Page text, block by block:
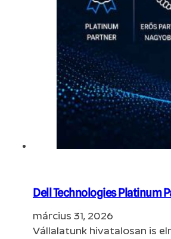
Dell Technologies Platinum
március 31, 2026
Vállalatunk hivatalosan is